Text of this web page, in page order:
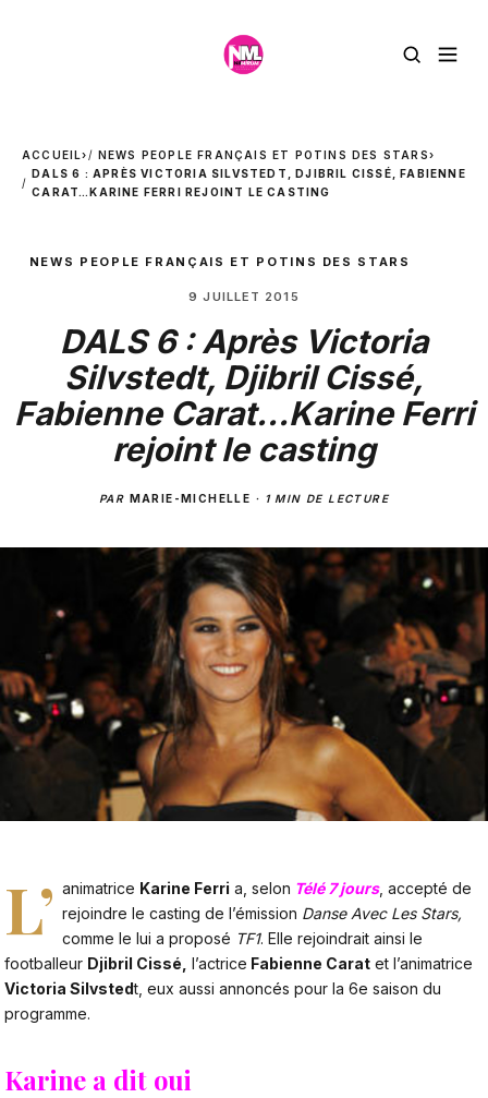
ACCUEIL› NEWS PEOPLE FRANÇAIS ET POTINS DES STARS›
DALS 6 : APRÈS VICTORIA SILVSTEDT, DJIBRIL CISSÉ, FABIENNE
CARAT…KARINE FERRI REJOINT LE CASTING
NEWS PEOPLE FRANÇAIS ET POTINS DES STARS
9 JUILLET 2015
DALS 6 : Après Victoria
Silvstedt, Djibril Cissé,
Fabienne Carat…Karine Ferri
rejoint le casting
PAR MARIE-MICHELLE · 1 MIN DE LECTURE
L’ animatrice Karine Ferri a, selon Télé 7 jours, accepté de
rejoindre le casting de l’émission Danse Avec Les Stars,
comme le lui a proposé TF1. Elle rejoindrait ainsi le
footballeur Djibril Cissé, l’actrice Fabienne Carat et l’animatrice
Victoria Silvstedt, eux aussi annoncés pour la 6e saison du
programme.
Karine a dit oui